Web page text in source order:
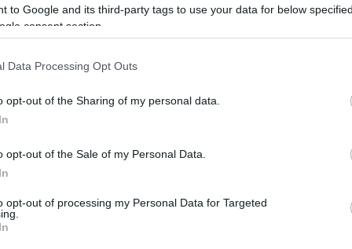
to Google and its third-party tags to use your data for below
consent section.
Data Processing Opt Outs
opt-out of the Sharing of my personal data.
opt-out of the Sale of my Personal Data.
opt-out of processing my Personal Data for Targeted